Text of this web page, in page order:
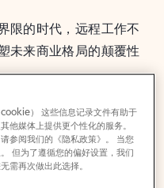
限的时代，远程工作不
未来商业格局的颠覆性
那些希望利用多元化人
个人来说也是一种变
住机会，摆脱传统束
） 这些信息记录文件有助于
他媒体上提供更个性化的服务。
参阅我们的《隐私政策》。 当您
但为了遵循您的偏好设置，我们
需再次做出此选择。